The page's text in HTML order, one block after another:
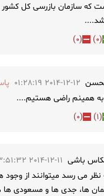
که سازمان بازرسی کل کشور
(
0
)
(
0
)
2014-12-12 01:28:19
همینم راضی هستیم....
(
1
)
(
0
)
باشی 2014-12-11 23:51:32
نظر می رسد میتوانند از وجود
ها، جدی ها و مسعودی ها